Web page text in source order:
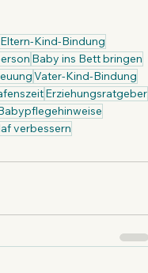
Eltern-Kind-Bindung
Baby ins Bett bringen
Vater-Kind-Bindung
Erziehungsratgeber
verbessern